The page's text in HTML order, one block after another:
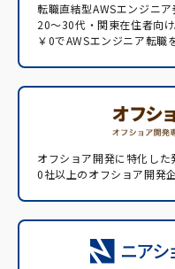
転職直結型AWSエンジニア
20〜30代・関東在住者向
￥0でAWSエンジニア転職
オフショア開発に特化した
0社以上のオフショア開発